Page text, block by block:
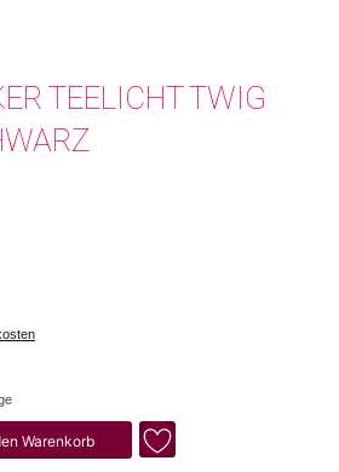
TEELICHT TWIG
9.95.
Warenkorb